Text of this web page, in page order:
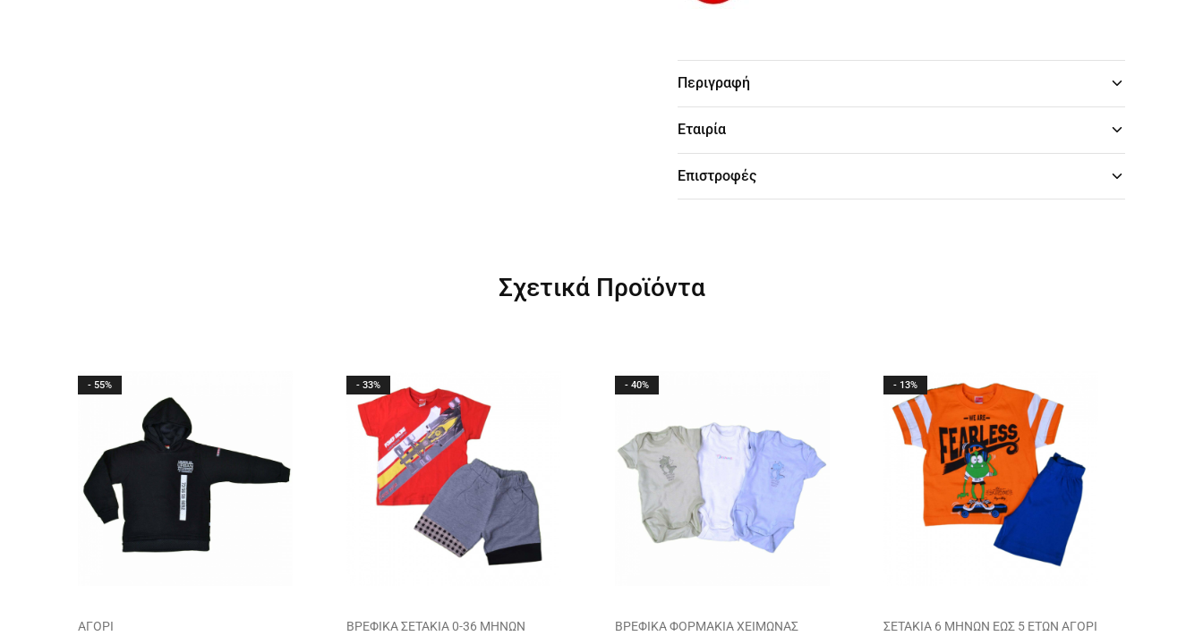
Περιγραφή
Εταιρία
Επιστροφές
Σχετικά Προϊόντα
- 55%
ΑΓΟΡΙ
- 33%
ΒΡΕΦΙΚΑ ΣΕΤΑΚΙΑ 0-36 ΜΗΝΩΝ
- 40%
ΒΡΕΦΙΚΑ ΦΟΡΜΑΚΙΑ ΧΕΙΜΩΝΑΣ
- 13%
ΣΕΤΑΚΙΑ 6 ΜΗΝΩΝ ΕΩΣ 5 ΕΤΩΝ ΑΓΟΡΙ